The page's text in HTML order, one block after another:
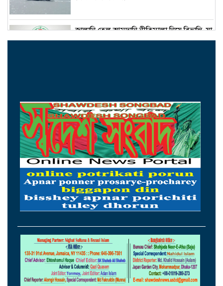
জ্বালানি তেল আমদানি নীতিমালা নিয়ে বিভ্রান্তি, যা
বলছে মন্ত্রণালয়
জুলাই জাদুঘর থেকে গুরুত্বপূর্ণ কিছু জিনিস
বিএনপি সরিয়ে ফেলেছে: আসিফ মাহমুদ
জুলাইযোদ্ধাদের সিএনজি অটোরিকশা ও রিকশা
উপহার দিলেন প্রধানমন্ত্রী
তারেক রহমানকেও আয়নাঘরে রেখে নির্যাতন
প্রতিটি বাড়িঘর পাহারায় রাখা সম্ভব নয়: রাজউক
চেয়ারম্যান